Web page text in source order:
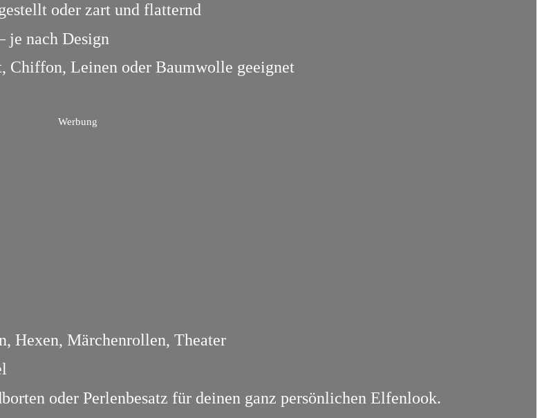
oder zart und flatternd
je nach Design
Chiffon, Leinen oder Baumwolle geeignet
Werbung
Hexen, Märchenrollen, Theater
oder Perlenbesatz für deinen ganz persönlichen Elfenlook.